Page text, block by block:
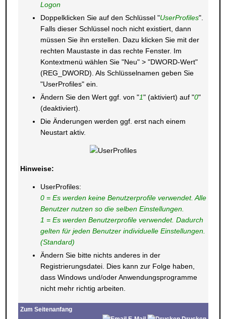
Logon
Doppelklicken Sie auf den Schlüssel "UserProfiles".
Falls dieser Schlüssel noch nicht existiert, dann
müssen Sie ihn erstellen. Dazu klicken Sie mit der
rechten Maustaste in das rechte Fenster. Im
Kontextmenü wählen Sie "Neu" > "DWORD-Wert"
(REG_DWORD). Als Schlüsselnamen geben Sie
"UserProfiles" ein.
Ändern Sie den Wert ggf. von "1" (aktiviert) auf "0"
(deaktiviert).
Die Änderungen werden ggf. erst nach einem
Neustart aktiv.
Hinweise:
UserProfiles:
0 = Es werden keine Benutzerprofile verwendet. Alle
Benutzer nutzen so die selben Einstellungen.
1 = Es werden Benutzerprofile verwendet. Dadurch
gelten für jeden Benutzer individuelle Einstellungen.
(Standard)
Ändern Sie bitte nichts anderes in der
Registrierungsdatei. Dies kann zur Folge haben,
dass Windows und/oder Anwendungsprogramme
nicht mehr richtig arbeiten.
Zum Seitenanfang